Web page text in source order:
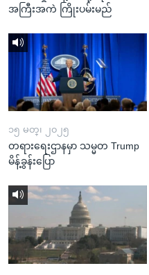
အကြီးအကဲ ကြိုးပမ်းမည်
၁၅ မတ္၊ ၂၀၂၅
တရားရေးဌာနမှာ သမ္မတ Trump
မိန့်ခွန်းပြော